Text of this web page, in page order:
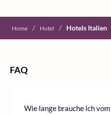
Home / Hotel / Hotels Italien
FAQ
Wie lange brauche ich